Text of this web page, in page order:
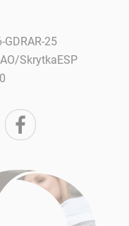
GDRAR-25
SkrytkaESP